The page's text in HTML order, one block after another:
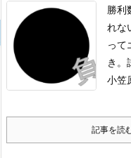
勝利
れな
って
き。
小笠
記事を読